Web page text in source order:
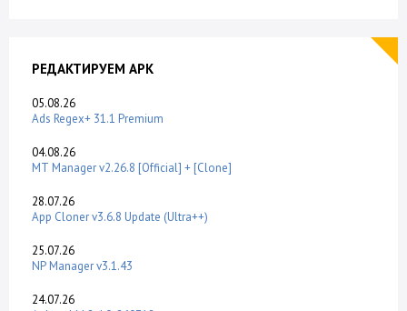
РЕДАКТИРУЕМ APK
05.08.26
Ads Regex+ 31.1 Premium
04.08.26
MT Manager v2.26.8 [Official] + [Clone]
28.07.26
App Cloner v3.6.8 Update (Ultra++)
25.07.26
NP Manager v3.1.43
24.07.26